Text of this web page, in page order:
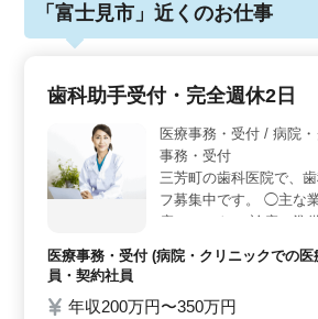
「富士見市」近くのお仕事
歯科助手受付・完全週休2日
医療事務・受付 / 病院・クリニックでの医療
事務・受付
三芳町の歯科医院で、
フ募集中です。 ◯主な
療アシスト ・診療の準
囲気の職場です。 スタ
制度完備 ＊完全週休2日
医療事務・受付 (病院・クリニックでの
員・契約社員
年収200万円〜350万円